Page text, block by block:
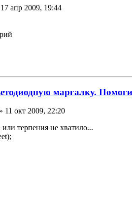
17 апр 2009, 19:44
маргалку.
» 11 окт 2009, 22:20
терпения не хватило...